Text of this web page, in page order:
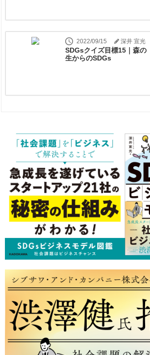
2022/09/15 深井 宣光
SDGsクイズ目標15｜森の
生からのSDGs